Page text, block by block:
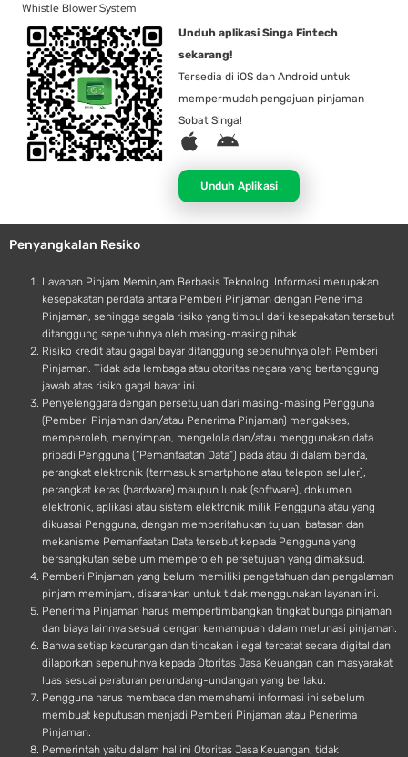
Whistle Blower System
Unduh aplikasi Singa Fintech
sekarang!
Tersedia di iOS dan Android untuk
mempermudah pengajuan pinjaman
Sobat Singa!
A
p
l
e
A
d
r
o
d
Unduh Aplikasi
Penyangkalan Resiko
Layanan Pinjam Meminjam Berbasis Teknologi Informasi merupakan
kesepakatan perdata antara Pemberi Pinjaman dengan Penerima
Pinjaman, sehingga segala risiko yang timbul dari kesepakatan tersebut
ditanggung sepenuhnya oleh masing-masing pihak.
Risiko kredit atau gagal bayar ditanggung sepenuhnya oleh Pemberi
Pinjaman. Tidak ada lembaga atau otoritas negara yang bertanggung
jawab atas risiko gagal bayar ini.
Penyelenggara dengan persetujuan dari masing-masing Pengguna
(Pemberi Pinjaman dan/atau Penerima Pinjaman) mengakses,
memperoleh, menyimpan, mengelola dan/atau menggunakan data
pribadi Pengguna (“Pemanfaatan Data”) pada atau di dalam benda,
perangkat elektronik (termasuk smartphone atau telepon seluler),
perangkat keras (hardware) maupun lunak (software), dokumen
elektronik, aplikasi atau sistem elektronik milik Pengguna atau yang
dikuasai Pengguna, dengan memberitahukan tujuan, batasan dan
mekanisme Pemanfaatan Data tersebut kepada Pengguna yang
bersangkutan sebelum memperoleh persetujuan yang dimaksud.
Pemberi Pinjaman yang belum memiliki pengetahuan dan pengalaman
pinjam meminjam, disarankan untuk tidak menggunakan layanan ini.
Penerima Pinjaman harus mempertimbangkan tingkat bunga pinjaman
dan biaya lainnya sesuai dengan kemampuan dalam melunasi pinjaman.
Bahwa setiap kecurangan dan tindakan ilegal tercatat secara digital dan
dilaporkan sepenuhnya kepada Otoritas Jasa Keuangan dan masyarakat
luas sesuai peraturan perundang-undangan yang berlaku.
Pengguna harus membaca dan memahami informasi ini sebelum
membuat keputusan menjadi Pemberi Pinjaman atau Penerima
Pinjaman.
Pemerintah yaitu dalam hal ini Otoritas Jasa Keuangan, tidak